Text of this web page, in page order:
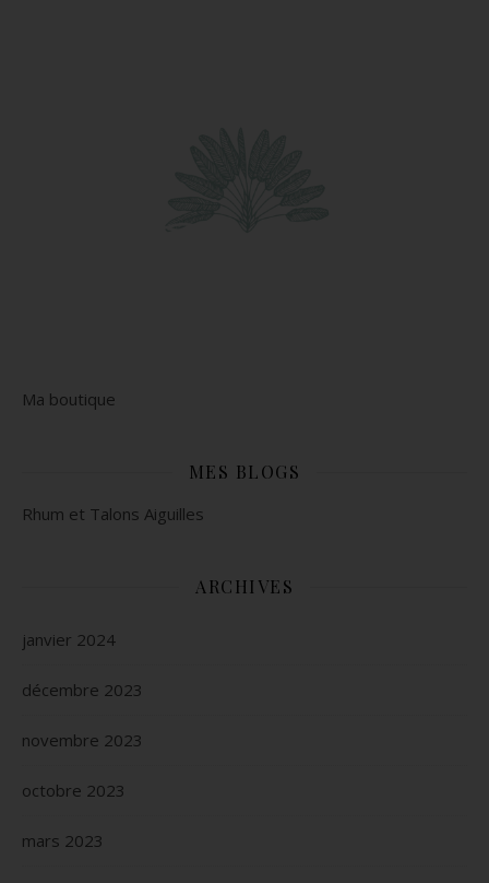
Ma boutique
MES BLOGS
Rhum et Talons Aiguilles
ARCHIVES
janvier 2024
décembre 2023
novembre 2023
octobre 2023
mars 2023